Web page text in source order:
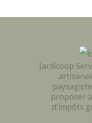
Jardicoop
proposer
d'impôts